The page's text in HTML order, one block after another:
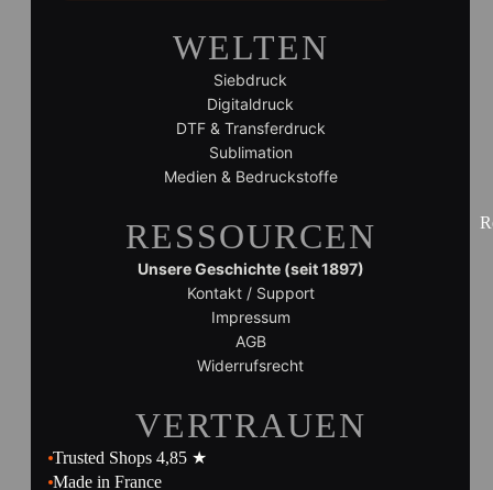
WELTEN
Siebdruck
Digitaldruck
DTF & Transferdruck
Sublimation
Medien & Bedruckstoffe
RESSOURCEN
Unsere Geschichte (seit 1897)
Kontakt / Support
Impressum
AGB
Widerrufsrecht
VERTRAUEN
Trusted Shops 4,85 ★
Made in France